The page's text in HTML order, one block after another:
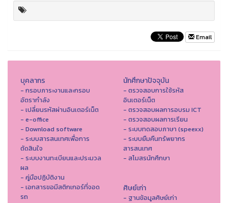
Email
บุคลากร
- กรอบภาระงานและกรอบ
อัตรากำลัง
- เปลี่ยนรหัสผ่านอินเตอร์เน็ต
- e-office
- Download software
- ระบบสารสนเทศเพื่อการ
ตัดสินใจ
- ระบบงานทะเบียนและประมวล
ผล
- คู่มือปฏิบัติงาน
- เอกสารขอมีสติกเกอร์ที่จอด
รถ
นักศึกษาปัจจุบัน
- ตรวจสอบการใช้รหัส
อินเตอร์เน็ต
- ตรวจสอบผลการอบรม ICT
- ตรวจสอบผลการเรียน
- ระบบทดสอบภาษา (speexx)
- ระบบยืมคืนทรัพยากร
สารสนเทศ
- สโมสรนักศึกษา
ศิษย์เก่า
- ฐานข้อมูลศิษย์เก่า